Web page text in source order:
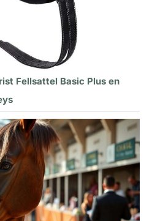
Fellsattel Basic Plus en